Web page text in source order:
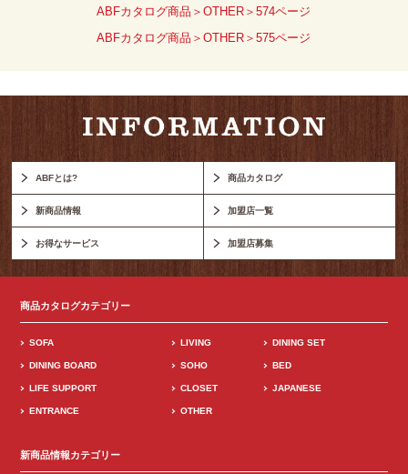
ABFカタログ商品＞OTHER＞574ページ
ABFカタログ商品＞OTHER＞575ページ
ABFとは? 商品カタログ
新商品情報 加盟店一覧
お得なサービス 加盟店募集
商品カタログカテゴリー
SOFA LIVING DINING SET
DINING BOARD SOHO BED
LIFE SUPPORT CLOSET JAPANESE
ENTRANCE OTHER
新商品情報カテゴリー